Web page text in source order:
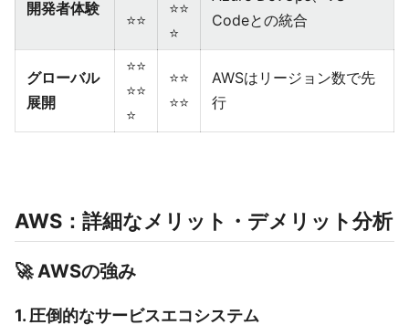
開発者体験
⭐⭐
⭐⭐
⭐
Codeとの統合
グローバル
展開
⭐⭐
⭐⭐
⭐
⭐⭐
⭐⭐
AWSはリージョン数で先
行
AWS：詳細なメリット・デメリット分析
🚀 AWSの強み
1.圧倒的なサービスエコシステム